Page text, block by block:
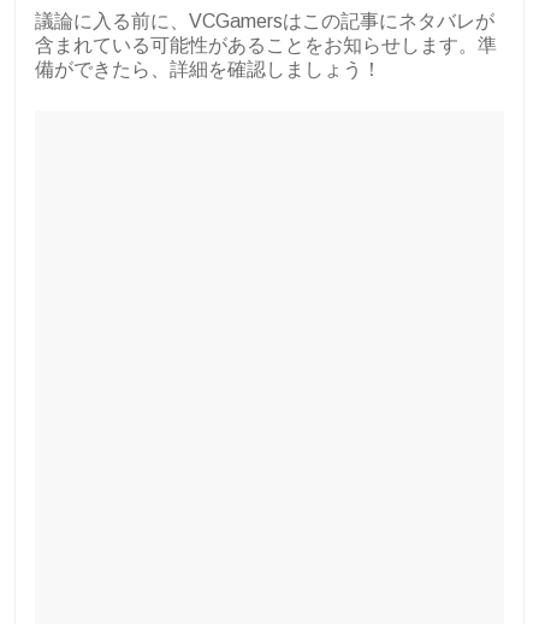
議論に入る前に、VCGamersはこの記事にネタバレが
含まれている可能性があることをお知らせします。準
備ができたら、詳細を確認しましょう！